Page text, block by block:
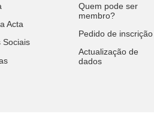
Acta
Sociais
Quem pode ser
membro?
Pedido de inscrição
Actualização de
dados